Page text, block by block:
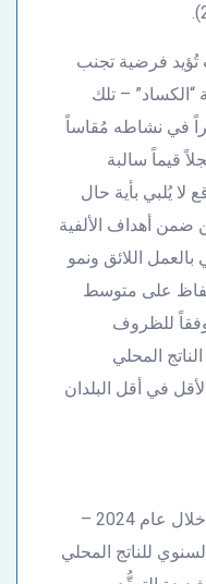
تُؤيد فرضية تجنب
“الكساد” – تلك
في نشاطه مُقاساً
قيماً سالبة
لا يُلبي بأية حال
ضمن أهداف الألفية
اللائق ونمو
على متوسط
للظروف
المحلي
بنسبة 7% على الأقل في أقل البلدان
يُعد التنبؤ بتباطؤ الاقتصاد العالمي خلال عام 2024 –
للناتج المحلي